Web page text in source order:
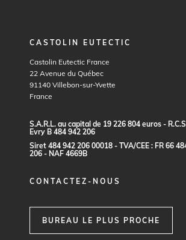
CASTOLIN EUTECTIC
Castolin Eutectic France
22 Avenue du Québec
91140 Villebon-sur-Yvette
France
S.A.R.L. au capita de 19 226 804 euros - R.C.S
Evry B 484 942 206
Siret 484 942 206 00018 - TVA/CEE : FR 66 48
206 - NAF 4669B
CONTACTEZ-NOUS
BUREAU LE PLUS PROCHE